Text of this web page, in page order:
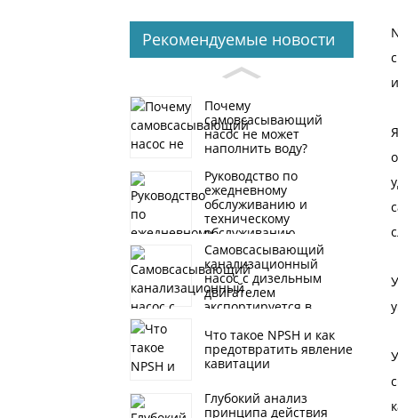
Рекомендуемые новости
Почему
самовсасывающий
насос не может
наполнить воду?
Руководство по
ежедневному
обслуживанию и
техническому
обслуживанию
самовсасывающего
канализационного
насоса
Самовсасывающий
канализационный
насос с дизельным
двигателем
экспортируется в
Что такое NPSH и как
предотвратить явление
кавитации
Глубокий анализ
принципа действия